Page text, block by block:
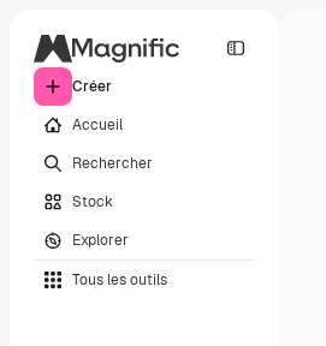
Créer
Accueil
Rechercher
Stock
Explorer
Tous les outils